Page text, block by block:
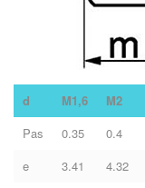
d M1,6 M2
Pas
0.35 0.4
e
3.41 4.32